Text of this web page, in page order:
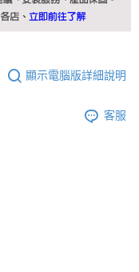
顯示電腦版詳細說明
客服